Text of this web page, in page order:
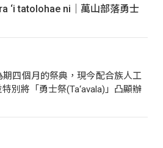
‘i tatolohae ni｜萬山部落勇士
四個月的祭典，現今配合族人工
別將「勇士祭(Ta‘avala)」凸顯辦